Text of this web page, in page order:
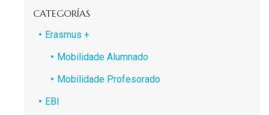
CATEGORÍAS
Erasmus +
Mobilidade Alumnado
Mobilidade Profesorado
EBI